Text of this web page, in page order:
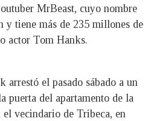
MrBeast, cuyo nombre
y tiene más de 235 millones de
actor Tom Hanks.
arrestó el pasado sábado a un
puerta del apartamento de la
vecindario de Tribeca, en